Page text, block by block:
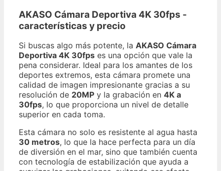
AKASO Cámara Deportiva 4K 30fps -
características y precio
Si buscas algo más potente, la AKASO Cámara
Deportiva 4K 30fps es una opción que vale la
pena considerar. Ideal para los amantes de los
deportes extremos, esta cámara promete una
calidad de imagen impresionante gracias a su
resolución de 20MP y la grabación en 4K a
30fps, lo que proporciona un nivel de detalle
superior en cada toma.
Esta cámara no solo es resistente al agua hasta
30 metros, lo que la hace perfecta para un día
de diversión en el mar, sino que también cuenta
con tecnología de estabilización que ayuda a